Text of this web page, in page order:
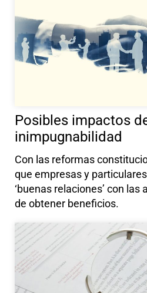
Posibles impactos
inimpugnabilidad
Con las reformas
que empresas y
‘buenas relaciones’ con las
de obtener beneficios.